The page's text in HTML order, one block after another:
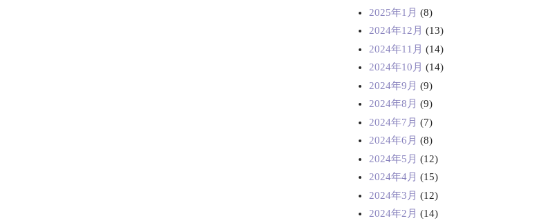
2025年1月 (8)
2024年12月 (13)
2024年11月 (14)
2024年10月 (14)
2024年9月 (9)
2024年8月 (9)
2024年7月 (7)
2024年6月 (8)
2024年5月 (12)
2024年4月 (15)
2024年3月 (12)
2024年2月 (14)